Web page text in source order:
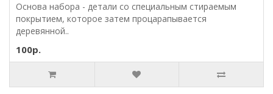
Основа набора - детали со специальным стираемым
покрытием, которое затем процарапывается
деревянной..
100р.